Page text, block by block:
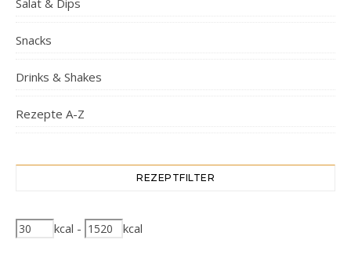
Salat & Dips
Snacks
Drinks & Shakes
Rezepte A-Z
REZEPTFILTER
kcal - kcal